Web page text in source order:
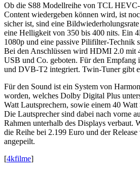
Ob die S88 Modellreihe von TCL
Content wiedergeben können wird, ist
sicher ist, sind eine
eine Helligkeit von 350 bis 400 nits. Ein
1080p und eine passive Pilifilter-Technik
Bei den Anschlüssen wird HDMI 2.0 mit
USB und Co. geboten. Für den
und DVB-T2 integriert. Twin-Tuner gibt
Für den Sound ist ein System von
worden, welches Dolby Digital Plus
Watt Lautsprechern, sowie einem 40
Die Lautsprecher sind dabei nach vorne
Rahmen unterhalb des Displays verbaut.
die Reihe bei 2.199 Euro und der
angepeilt.
[4kfilme]